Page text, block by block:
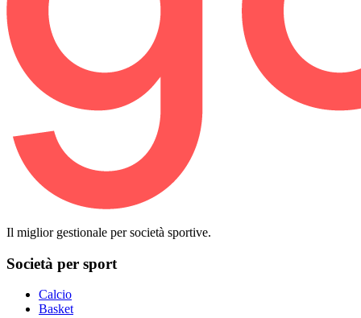
Il miglior gestionale per società sportive.
Società per sport
Calcio
Basket